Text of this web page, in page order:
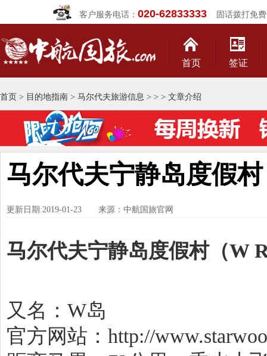
客户服务电话： 020-62833333固话拨打免费
首页 签证
首页 > 目的地指南 > 马尔代夫旅游信息 > > > 文章介绍
马尔代夫宁静岛度假
更新日期:2019-01-23 来源：中航国旅官网
马尔代夫宁静岛度假村（W
又名：W岛
官方网站： http://